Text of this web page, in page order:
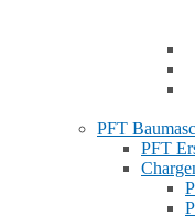
PFT
PFT